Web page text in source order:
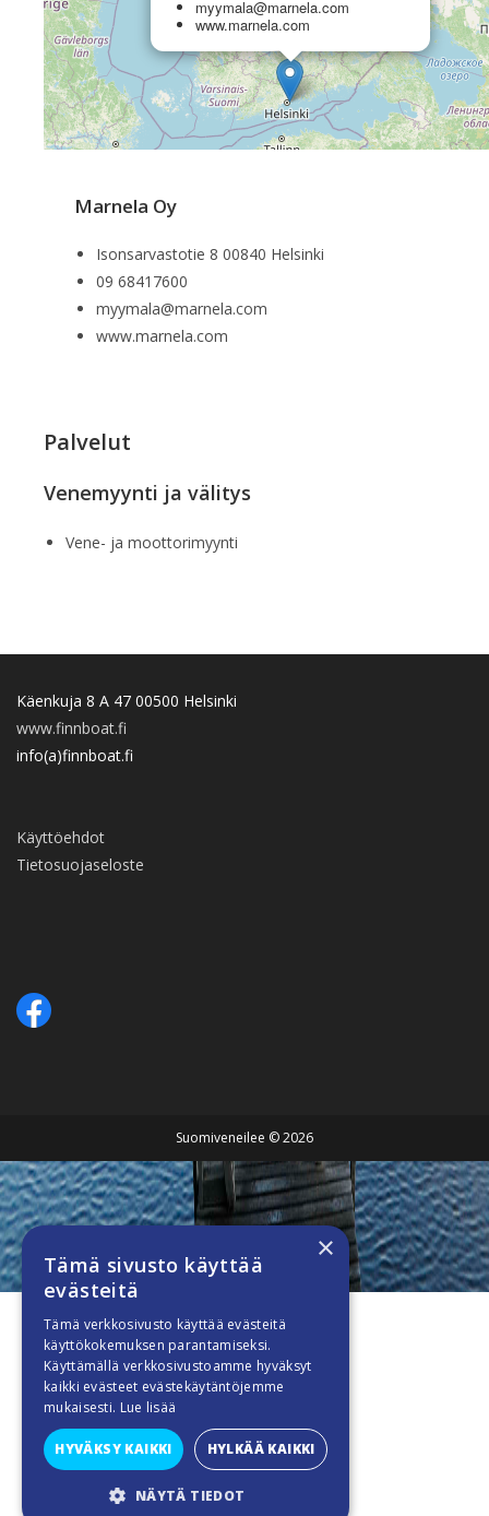
myymala@marnela.com
www.marnela.com
Marnela Oy
Isonsarvastotie 8 00840 Helsinki
09 68417600
myymala@marnela.com
www.marnela.com
Palvelut
Venemyynti ja välitys
Vene- ja moottorimyynti
Käenkuja 8 A 47 00500 Helsinki
www.finnboat.fi
info(a)finnboat.fi
Käyttöehdot
Tietosuojaseloste
Suomiveneilee © 2026
×
Tämä sivusto käyttää
evästeitä
Tämä verkkosivusto käyttää evästeitä
käyttökokemuksen parantamiseksi.
Käyttämällä verkkosivustoamme hyväksyt
kaikki evästeet evästekäytäntöjemme
mukaisesti. Lue lisää
HYVÄKSY KAIKKI HYLKÄÄ KAIKKI
NÄYTÄ TIEDOT